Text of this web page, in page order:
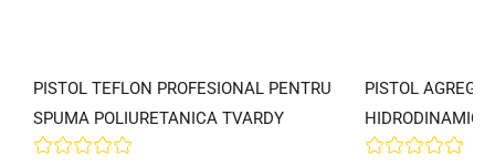
PISTOL TEFLON PROFESIONAL PENTRU
SPUMA POLIURETANICA TVARDY
PISTOL